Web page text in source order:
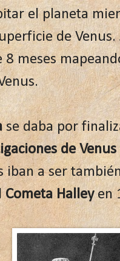
el planeta
de
meses
se daba por
de Venus
iban a ser
Cometa Halleyen